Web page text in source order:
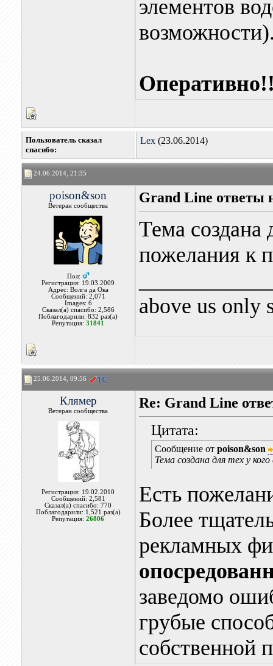
элементов
Пользователь сказал
cпасибо:
Lex(23.06.2014)
24.06.2014, 21:35
poison&son
Ветеран сообщества
Пол:
Регистрация: 19.03.2009
Адрес: Волга да Ока
Сообщений: 2,071
Images: 6
Сказал(а) спасибо: 2,586
Поблагодарили: 832 раз(а)
Репутация:31841
Grand Line ответы
Тема создана
пожелания к
above us only
25.06.2014, 09:56
Клямер
Ветеран сообщества
Регистрация: 19.02.2010
Сообщений: 2,581
Сказал(а) спасибо: 770
Поблагодарили: 1,521 раз(а)
Репутация:26806
Re: Grand Line
Цитата:
Сообщение от poison&son
Тема создана для тех у
Есть
Более
рекламных
заведомо
грубые
собственной